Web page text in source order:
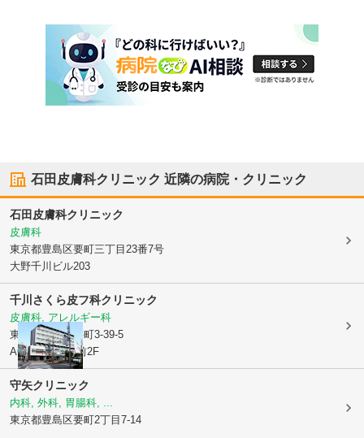
石田皮膚科クリニック 近隣の病院・クリニック
石田皮膚科クリニック
皮膚科
東京都豊島区要町三丁目23番7号
大野千川ビル203
千川さくら皮フ科クリニック
皮膚科, アレルギー科
東京都豊島区要町3-39-5
AGILIA千川駅前2F
守矢クリニック
内科, 外科, 胃腸科, ...
東京都豊島区要町2丁目7-14